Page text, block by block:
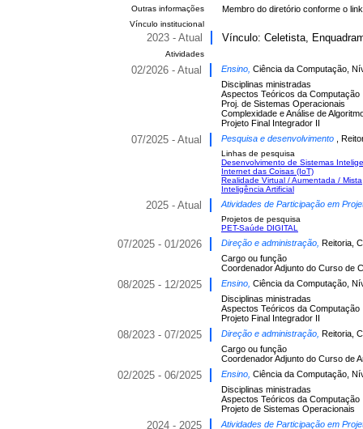
Outras informações Membro do diretório conforme o
Vínculo institucional
2023 - Atual Vínculo: Celetista,
Atividades
02/2026 - Atual Ensino, Ciência da Computação,
Disciplinas ministradas
Aspectos Teóricos da Computação
Proj. de Sistemas Operacionais
Complexidade e Análise de
Projeto Final Integrador II
07/2025 - Atual Pesquisa e desenvolvimento ,
Linhas de pesquisa
Desenvolvimento de Sistemas
Internet das Coisas (IoT)
Realidade Virtual / Aumentada / Mista
Inteligência Artificial
2025 - Atual Atividades de Participação em
Projetos de pesquisa
PET-Saúde DIGITAL
07/2025 - 01/2026 Direção e administração, Reitoria,
Cargo ou função
Coordenador Adjunto do Curso de
08/2025 - 12/2025 Ensino, Ciência da Computação,
Disciplinas ministradas
Aspectos Teóricos da Computação
Projeto Final Integrador II
08/2023 - 07/2025 Direção e administração, Reitoria,
Cargo ou função
Coordenador Adjunto do Curso de
02/2025 - 06/2025 Ensino, Ciência da Computação,
Disciplinas ministradas
Aspectos Teóricos da Computação
Projeto de Sistemas Operacionais
2024 - 2025 Atividades de Participação em